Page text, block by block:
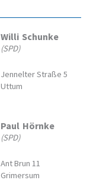
Willi Schunke
(SPD)
Jennelter Straße 5
Uttum
Paul Hörnke
(SPD)
Ant Brun 11
Grimersum